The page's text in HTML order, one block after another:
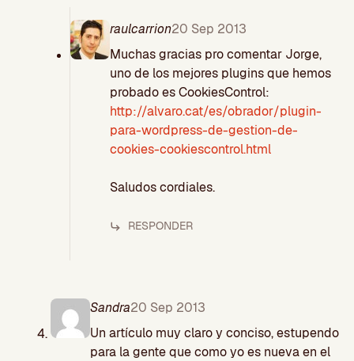
raulcarrion20 Sep 2013
Muchas gracias pro comentar Jorge,
uno de los mejores plugins que hemos
probado es CookiesControl:
http://alvaro.cat/es/obrador/plugin-
para-wordpress-de-gestion-de-
cookies-cookiescontrol.html
Saludos cordiales.
RESPONDER
Sandra20 Sep 2013
Un artículo muy claro y conciso, estupendo
para la gente que como yo es nueva en el